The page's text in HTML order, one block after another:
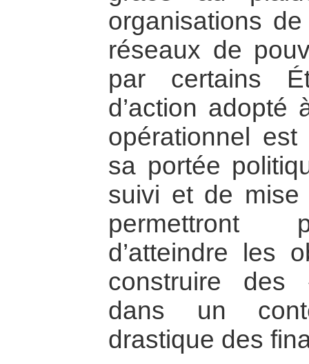
organisations
réseaux de
par certains
d’action adopté
opérationnel
sa portée
suivi et de
permettront
d’atteindre les
construire des
dans un
drastique des